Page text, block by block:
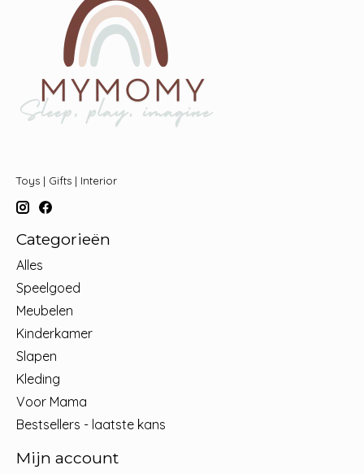
Toys | Gifts | Interior
Categorieën
Alles
Speelgoed
Meubelen
Kinderkamer
Slapen
Kleding
Voor Mama
Bestsellers - laatste kans
Mijn account